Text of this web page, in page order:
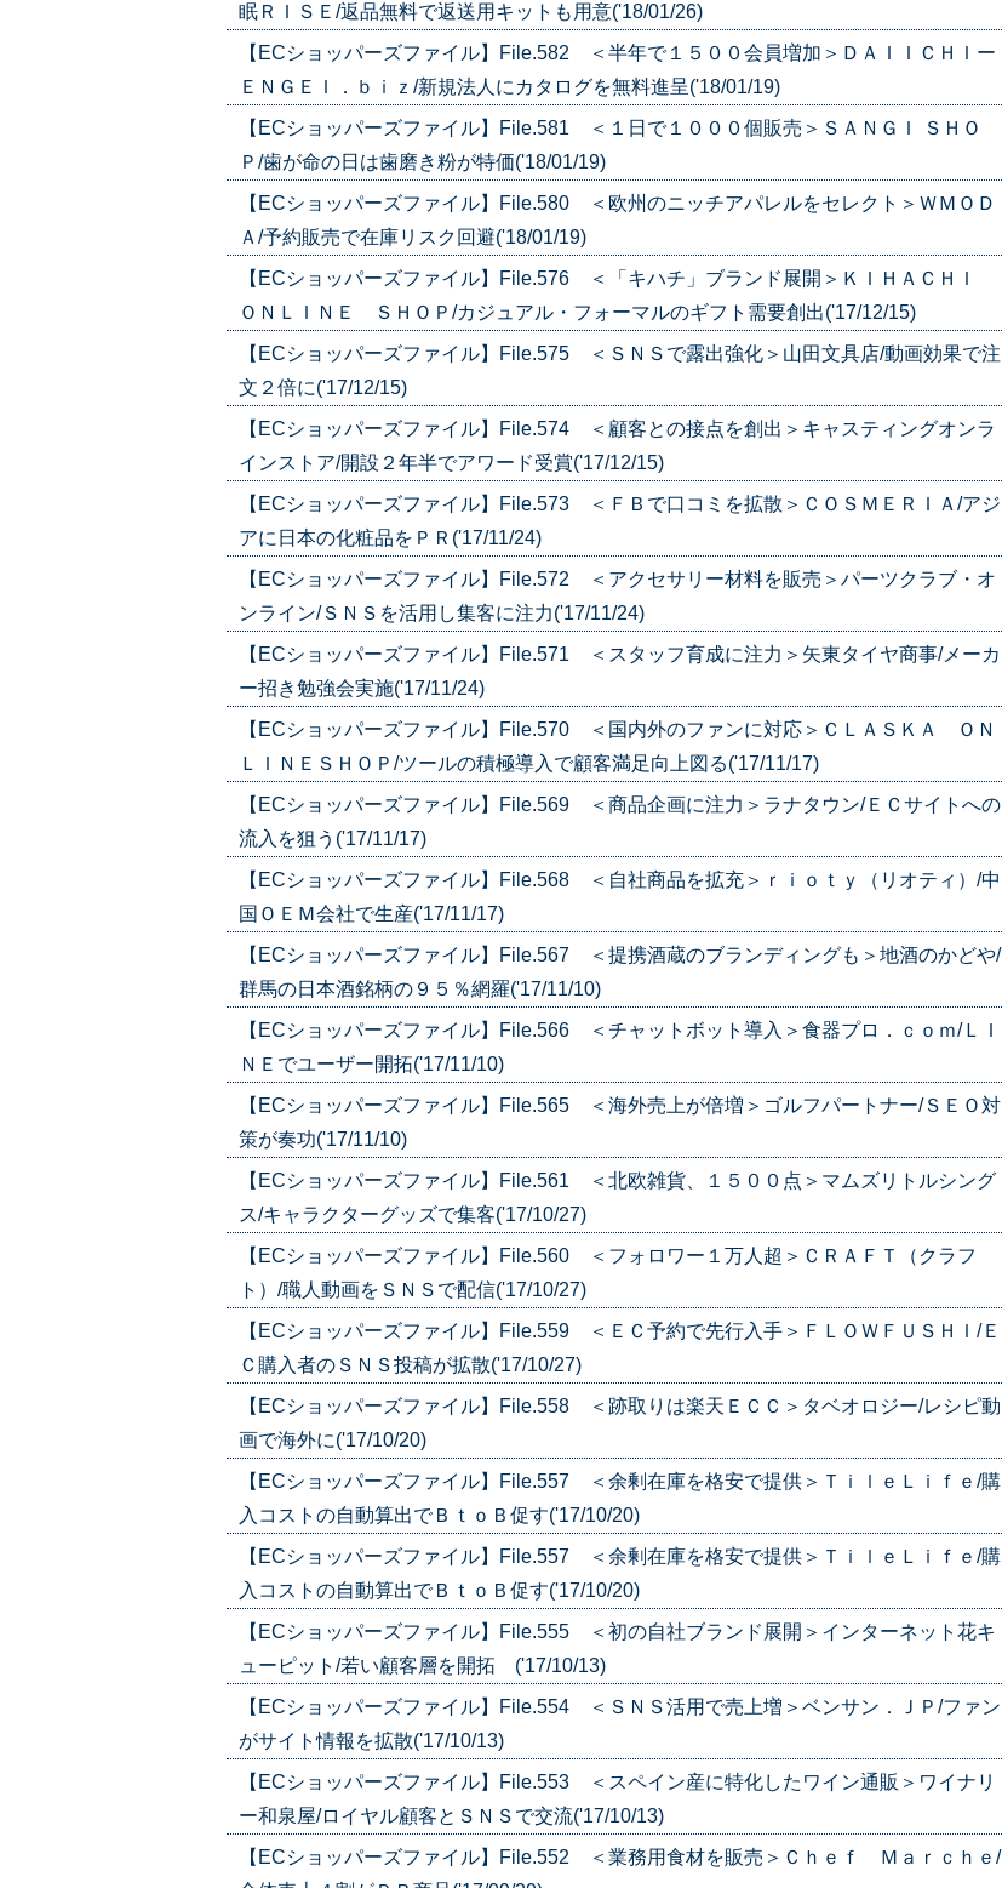
眠ＲＩＳＥ/返品無料で返送用キットも用意('18/01/26)
【ECショッパーズファイル】File.582 ＜半年で１５００会員増加＞ＤＡＩＩＣＨＩー
ＥＮＧＥＩ．ｂｉｚ/新規法人にカタログを無料進呈('18/01/19)
【ECショッパーズファイル】File.581 ＜１日で１０００個販売＞ＳＡＮＧＩ ＳＨＯ
Ｐ/歯が命の日は歯磨き粉が特価('18/01/19)
【ECショッパーズファイル】File.580 ＜欧州のニッチアパレルをセレクト＞ＷＭＯＤ
Ａ/予約販売で在庫リスク回避('18/01/19)
【ECショッパーズファイル】File.576 ＜「キハチ」ブランド展開＞ＫＩＨＡＣＨＩ
ＯＮＬＩＮＥ ＳＨＯＰ/カジュアル・フォーマルのギフト需要創出('17/12/15)
【ECショッパーズファイル】File.575 ＜ＳＮＳで露出強化＞山田文具店/動画効果で注
文２倍に('17/12/15)
【ECショッパーズファイル】File.574 ＜顧客との接点を創出＞キャスティングオンラ
インストア/開設２年半でアワード受賞('17/12/15)
【ECショッパーズファイル】File.573 ＜ＦＢで口コミを拡散＞ＣＯＳＭＥＲＩＡ/アジ
アに日本の化粧品をＰＲ('17/11/24)
【ECショッパーズファイル】File.572 ＜アクセサリー材料を販売＞パーツクラブ・オ
ンライン/ＳＮＳを活用し集客に注力('17/11/24)
【ECショッパーズファイル】File.571 ＜スタッフ育成に注力＞矢東タイヤ商事/メーカ
ー招き勉強会実施('17/11/24)
【ECショッパーズファイル】File.570 ＜国内外のファンに対応＞ＣＬＡＳＫＡ ＯＮ
ＬＩＮＥＳＨＯＰ/ツールの積極導入で顧客満足向上図る('17/11/17)
【ECショッパーズファイル】File.569 ＜商品企画に注力＞ラナタウン/ＥＣサイトへの
流入を狙う('17/11/17)
【ECショッパーズファイル】File.568 ＜自社商品を拡充＞ｒｉｏｔｙ（リオティ）/中
国ＯＥＭ会社で生産('17/11/17)
【ECショッパーズファイル】File.567 ＜提携酒蔵のブランディングも＞地酒のかどや/
群馬の日本酒銘柄の９５％網羅('17/11/10)
【ECショッパーズファイル】File.566 ＜チャットボット導入＞食器プロ．ｃｏｍ/ＬＩ
ＮＥでユーザー開拓('17/11/10)
【ECショッパーズファイル】File.565 ＜海外売上が倍増＞ゴルフパートナー/ＳＥＯ対
策が奏功('17/11/10)
【ECショッパーズファイル】File.561 ＜北欧雑貨、１５００点＞マムズリトルシング
ス/キャラクターグッズで集客('17/10/27)
【ECショッパーズファイル】File.560 ＜フォロワー１万人超＞ＣＲＡＦＴ（クラフ
ト）/職人動画をＳＮＳで配信('17/10/27)
【ECショッパーズファイル】File.559 ＜ＥＣ予約で先行入手＞ＦＬＯＷＦＵＳＨＩ/Ｅ
Ｃ購入者のＳＮＳ投稿が拡散('17/10/27)
【ECショッパーズファイル】File.558 ＜跡取りは楽天ＥＣＣ＞タベオロジー/レシピ動
画で海外に('17/10/20)
【ECショッパーズファイル】File.557 ＜余剰在庫を格安で提供＞ＴｉｌｅＬｉｆｅ/購
入コストの自動算出でＢｔｏＢ促す('17/10/20)
【ECショッパーズファイル】File.557 ＜余剰在庫を格安で提供＞ＴｉｌｅＬｉｆｅ/購
入コストの自動算出でＢｔｏＢ促す('17/10/20)
【ECショッパーズファイル】File.555 ＜初の自社ブランド展開＞インターネット花キ
ューピット/若い顧客層を開拓 ('17/10/13)
【ECショッパーズファイル】File.554 ＜ＳＮＳ活用で売上増＞ベンサン．ＪＰ/ファン
がサイト情報を拡散('17/10/13)
【ECショッパーズファイル】File.553 ＜スペイン産に特化したワイン通販＞ワイナリ
ー和泉屋/ロイヤル顧客とＳＮＳで交流('17/10/13)
【ECショッパーズファイル】File.552 ＜業務用食材を販売＞Ｃｈｅｆ Ｍａｒｃｈｅ/